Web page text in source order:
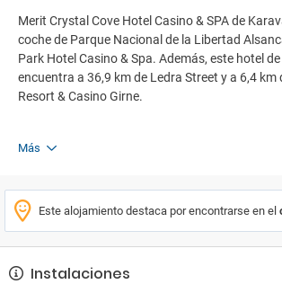
Merit Crystal Cove Hotel Casino & SPA de
coche de Parque Nacional de la Libertad
Park Hotel Casino & Spa. Además, este hotel
encuentra a 36,9 km de Ledra Street y a 6,4 km
Resort & Casino Girne.
Más
Este alojamiento destaca por encontrarse en el
Instalaciones